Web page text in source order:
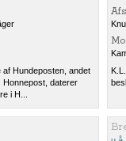
Hundeposten, andet
Honnepost, daterer
i H...